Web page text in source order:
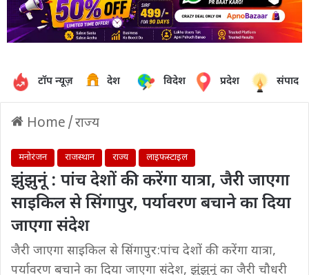
टॉप न्यूज़ देश विदेश प्रदेश
Home /राज्य
मनोरंजन राजस्थान राज्य लाइफस्टाइल
झुंझुनूं : पांच देशों की करेंगा यात्रा, जैरी जाएगा
साइकिल से सिंगापुर, पर्यावरण बचाने का दिया
जाएगा संदेश
जैरी जाएगा साइकिल से सिंगापुर:पांच देशों की करेंगा यात्रा,
पर्यावरण बचाने का दिया जाएगा संदेश, झुंझुनूं का जैरी चौधरी